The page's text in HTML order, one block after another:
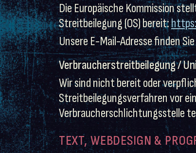
Die Europäische Kommission
Streitbeilegung (OS) bereit:
Unsere E-Mail-Adresse finden
Verbraucherstreitbeilegung /
Wir sind nicht bereit oder
Streitbeilegungsverfahren vor
Verbraucherschlichtungsstelle
TEXT, WEBDESIGN &